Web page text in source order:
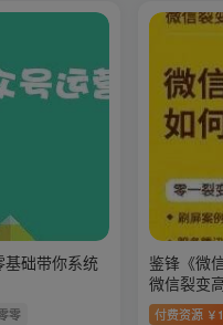
础带你系统
零
鉴锋《微
微信裂变
付费资源 ￥